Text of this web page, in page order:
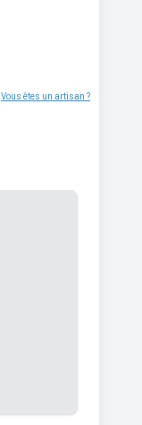
Vous êtes un artisan ?